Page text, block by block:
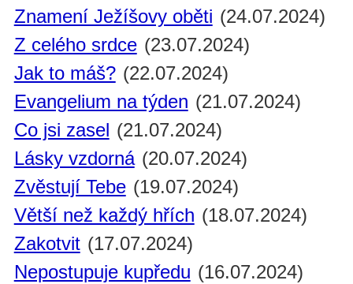
Znamení Ježíšovy oběti (24.07.2024)
Z celého srdce (23.07.2024)
Jak to máš? (22.07.2024)
Evangelium na týden (21.07.2024)
Co jsi zasel (21.07.2024)
Lásky vzdorná (20.07.2024)
Zvěstují Tebe (19.07.2024)
Větší než každý hřích (18.07.2024)
Zakotvit (17.07.2024)
Nepostupuje kupředu (16.07.2024)